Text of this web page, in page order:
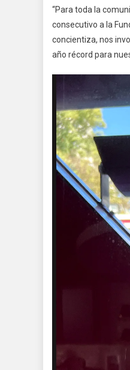
“Para toda la
consecutivo a la
concientiza, nos
año récord para